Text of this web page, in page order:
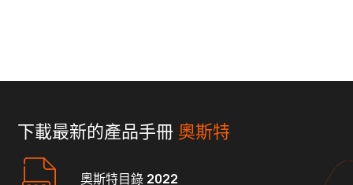
下載最新的產品手冊 奧斯特
奧斯特目錄 2022